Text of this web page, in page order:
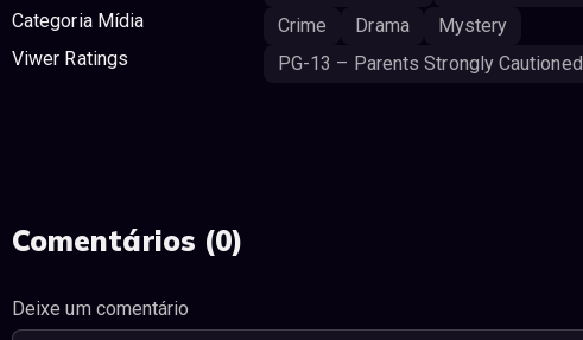
Categoria Mídia
Crime Drama
Mystery
Viwer Ratings
PG-13 – Parents Strongly Cautioned
Comentários (0)
Deixe um comentário